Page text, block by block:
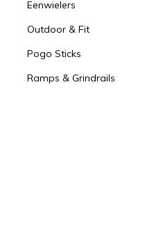
Eenwielers
Outdoor & Fit
Pogo Sticks
Ramps & Grindrails